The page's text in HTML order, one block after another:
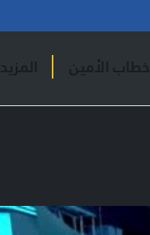
خطاب الأمين المزيد